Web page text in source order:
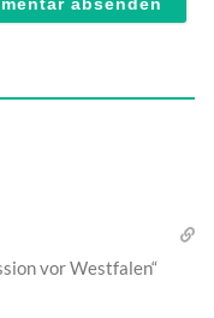
vor Westfalen“